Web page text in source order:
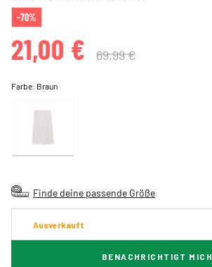
-70%
21,00 € 69,99 €
Farbe: Braun
Finde deine passende Größe
Ausverkauft
BENACHRICHTIGT MICH